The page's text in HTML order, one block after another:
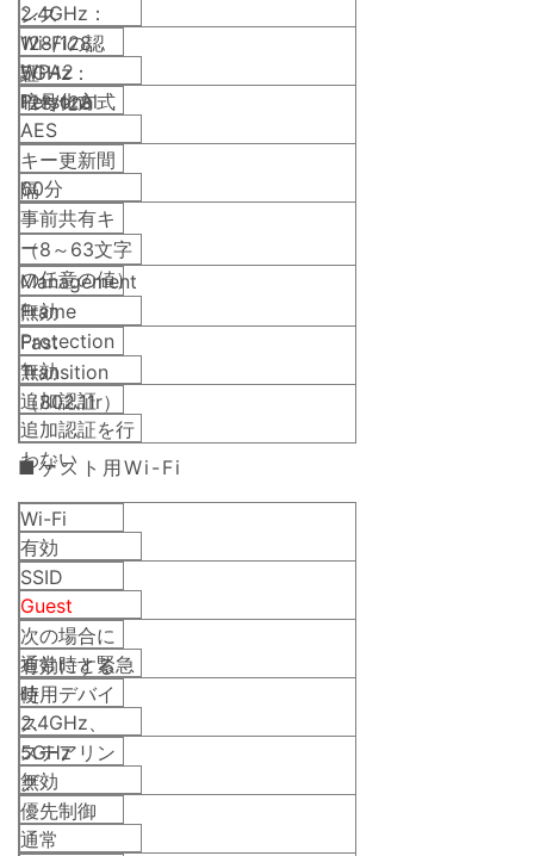
ンス
2.4GHz：
128/128
5GHz：
128/128
Wi-Fiの認
証
WPA2
Personal
暗号化方式
AES
キー更新間
隔
60分
事前共有キ
ー
（8～63文字
の任意の値）
Management
Frame
Protection
無効
Fast
Transition
（802.11r）
無効
追加認証
追加認証を行
わない
■ゲスト用Wi-Fi
Wi-Fi
有効
SSID
Guest
次の場合に
有効にする
通常時と緊急
時
使用デバイ
ス
2.4GHz、
5GHz
ステアリン
グ
無効
優先制御
通常